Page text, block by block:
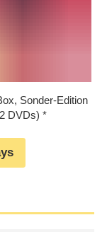
Sonder-Edition
DVDs)